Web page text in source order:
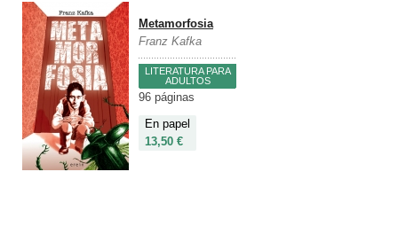
Metamorfosia
Franz Kafka
LITERATURA PARA
ADULTOS
96 páginas
En papel
13,50 €